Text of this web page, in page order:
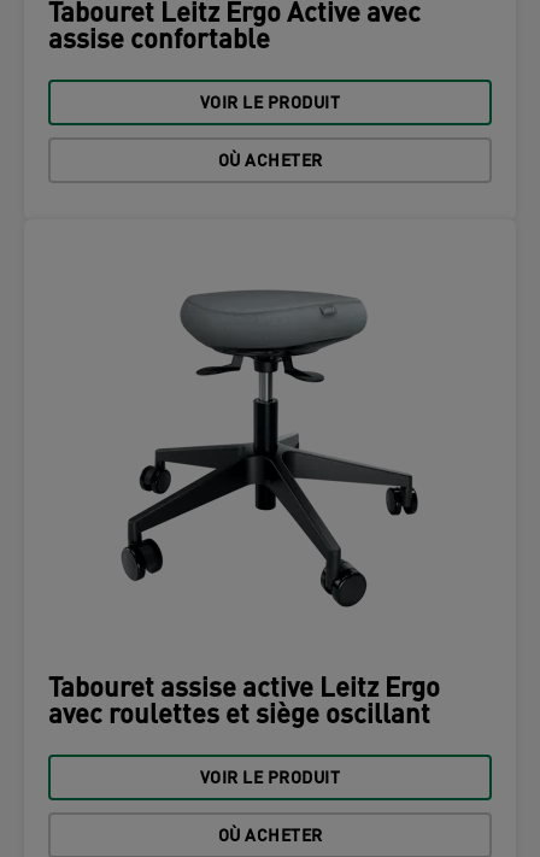
Tabouret Leitz Ergo Active avec
assise confortable
VOIR LE PRODUIT
OÙ ACHETER
Tabouret assise active Leitz Ergo
avec roulettes et siège oscillant
VOIR LE PRODUIT
OÙ ACHETER